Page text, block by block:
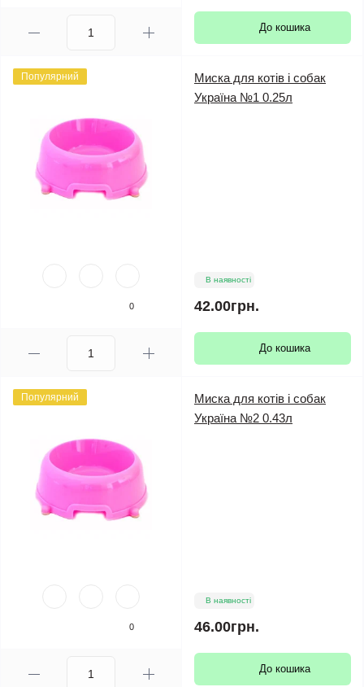
До кошика
Популярний
0
Миска для котів і собак
Україна №1 0.25л
В наявності
42.00грн.
До кошика
Популярний
0
Миска для котів і собак
Україна №2 0.43л
В наявності
46.00грн.
До кошика